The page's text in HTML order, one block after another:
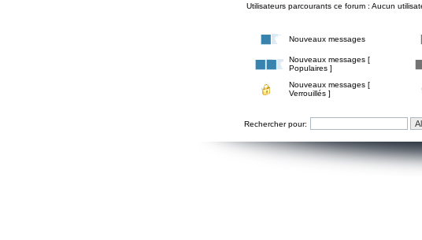
Utilisateurs parcourants ce forum : Aucun
Nouveaux messages
Nouveaux messages [
Populaires ]
Nouveaux messages [
Verrouillés ]
Rechercher pour: